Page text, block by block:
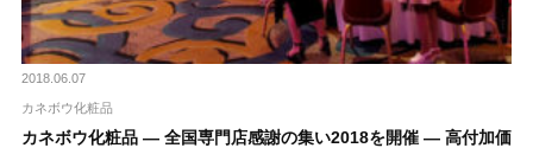
2018.06.07
カネボウ化粧品
カネボウ化粧品 ― 全国専門店感謝の集い2018を開催 ― 高付加価